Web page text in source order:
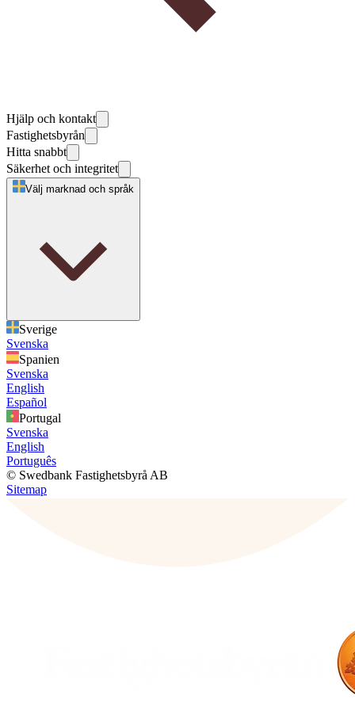
Hjälp och kontakt
Fastighetsbyrån
Hitta snabbt
Säkerhet och integritet
Välj marknad och språk
Sverige
Svenska
Spanien
Svenska
English
Español
Portugal
Svenska
English
Português
© Swedbank Fastighetsbyrå AB
Sitemap